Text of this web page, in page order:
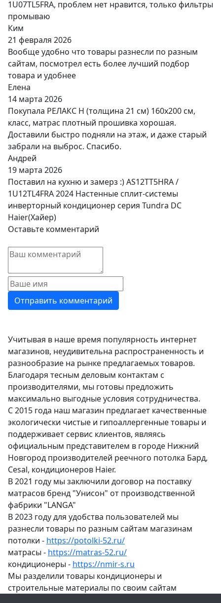
1U07TL5FRA, проблем нет нравится, только фильтры
промываю
Ким
21 февраля 2026
Вообще удобно что товары разнесли по разным
сайтам, посмотрел есть более лучший подбор
товара и удобнее
Елена
14 марта 2026
Покупала РЕЛАКС Н (толщина 21 см) 160х200 см,
класс, матрас плотный прошивка хорошая.
Доставили быстро подняли на этаж, и даже старый
забрали на выброс. Спасибо.
Андрей
19 марта 2026
Поставил на кухню и замерз :) AS12TT5HRA /
1U12TL4FRA 2024 Настенные сплит-системы
инверторный кондиционер серия Tundra DC
Haier(Хайер)
Оставьте комментарий
Учитывая в наше время популярность интернет
магазинов, неудивительна распространенность и
разнообразие на рынке предлагаемых товаров.
Благодаря тесным деловым контактам с
производителями, мы готовы предложить
максимально выгодные условия сотрудничества.
С 2015 года наш магазин предлагает качественные
экологически чистые и гипоаллергенные товары и
поддерживает сервис клиентов, являясь
официальным представителем в городе Нижний
Новгород производителей реечного потолка Бард,
Cesal, кондиционеров Haier.
В 2021 году мы заключили договор на поставку
матрасов бренд "Унисон" от производственной
фабрики "LANGA"
В 2023 году для удобства пользователей мы
разнесли товары по разным сайтам магазинам
потолки - https://potolki-52.ru/
матрасы - https://matras-52.ru/
кондиционеры - https://nmir-s.ru
Мы разделили товары кондиционеры и
строительные материалы по своим сайтам